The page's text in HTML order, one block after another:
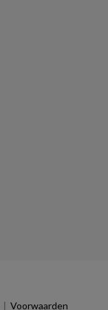
| Voorwaarden